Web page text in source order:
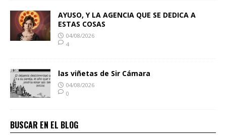
AYUSO, Y LA AGENCIA QUE SE DEDICA A
ESTAS COSAS
04/08/2026
4
las viñetas de Sir Cámara
04/08/2026
0
BUSCAR EN EL BLOG